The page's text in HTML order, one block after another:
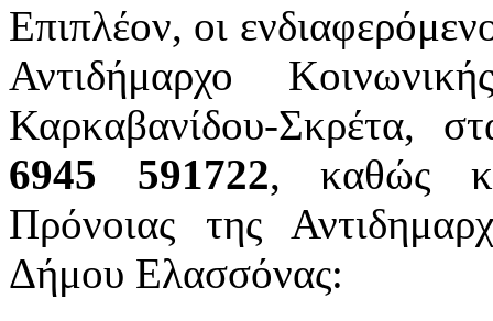
Επιπλέον, οι
Αντιδήμαρχο
Καρκαβανίδου-Σκρέτα,
6945 591722, καθώς
Πρόνοιας της
Δήμου Ελασσόνας: